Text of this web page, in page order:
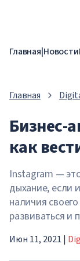
Главная|Новости
Главная
Бизнес-
как
Instagram —
дыхание, если
наличия
развиваться и
Июн 11, 2021 |